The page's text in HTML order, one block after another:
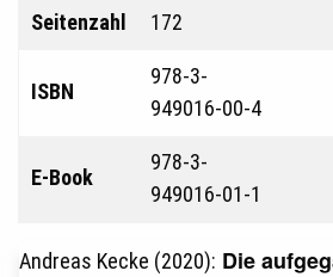
Seitenzahl 172
ISBN
978-3-
949016-00-4
E-Book
978-3-
949016-01-1
Andreas Kecke (2020): Die